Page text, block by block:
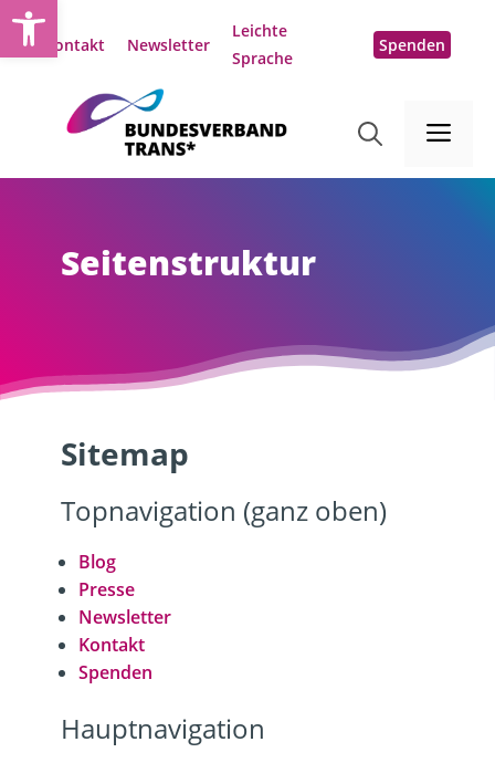
Zum
Inhalt
Kontakt Newsletter
Leichte
Sprache
Spenden
Seitenstruktur
Sitemap
Topnavigation (ganz oben)
Blog
Presse
Newsletter
Kontakt
Spenden
Hauptnavigation